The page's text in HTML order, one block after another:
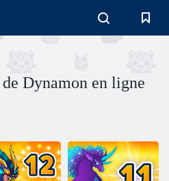
de Dynamon en ligne